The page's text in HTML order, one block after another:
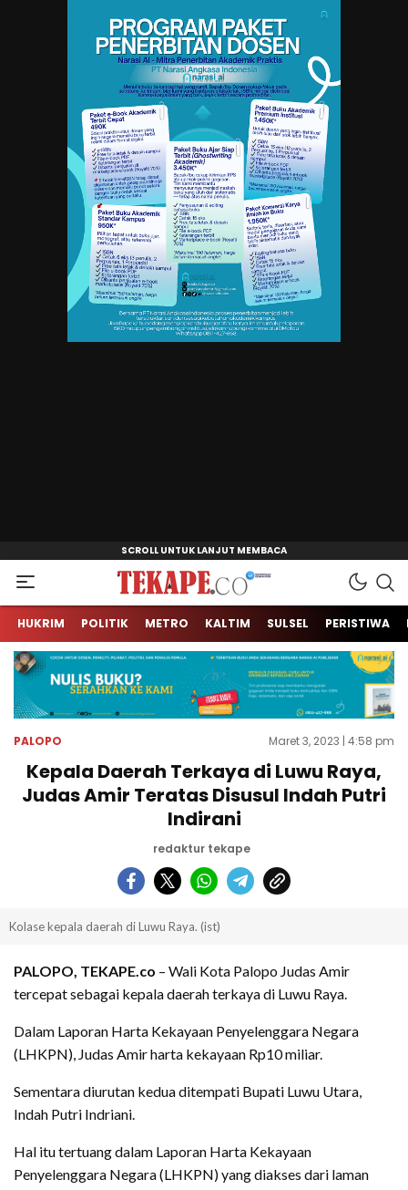
Tekape.co
Jendela Informasi Kita
HUKRIM POLITIK METRO KALTIM SULSEL PERISTIWA
PALOPO Maret 3, 2023 | 4:58 pm
Kepala Daerah Terkaya di Luwu Raya,
Judas Amir Teratas Disusul Indah Putri
Indirani
redaktur tekape
Kolase kepala daerah di Luwu Raya. (ist)
PALOPO, TEKAPE.co – Wali Kota Palopo Judas Amir
tercepat sebagai kepala daerah terkaya di Luwu Raya.
Dalam Laporan Harta Kekayaan Penyelenggara Negara
(LHKPN), Judas Amir harta kekayaan Rp10 miliar.
Sementara diurutan kedua ditempati Bupati Luwu Utara,
Indah Putri Indriani.
Hal itu tertuang dalam Laporan Harta Kekayaan
Penyelenggara Negara (LHKPN) yang diakses dari laman